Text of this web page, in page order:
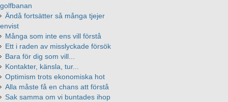
golfbanan
Ändå fortsätter så många tjejer
envist
Många som inte ens vill förstå
Ett i raden av misslyckade försök
Bara för dig som vill...
Kontakter, känsla, tur...
Optimism trots ekonomiska hot
Alla måste få en chans att förstå
Sak samma om vi buntades ihop